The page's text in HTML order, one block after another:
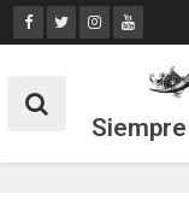
Skip
to